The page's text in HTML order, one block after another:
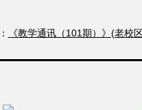
立》(美国总统奥巴马
季·雨季》（郁秀著
《教学通讯（101期）》(老